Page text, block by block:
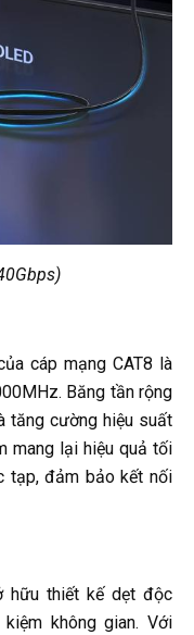
cáp mạng CAT8 là
Băng tần rộng
tăng cường hiệu suất
mang lại hiệu quả tối
tạp, đảm bảo kết nối
hữu thiết kế dẹt độc
không gian. Với